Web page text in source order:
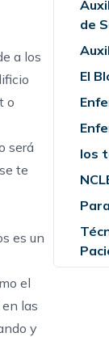
a los
o
será
te
es un
el
las
y
de
El
los